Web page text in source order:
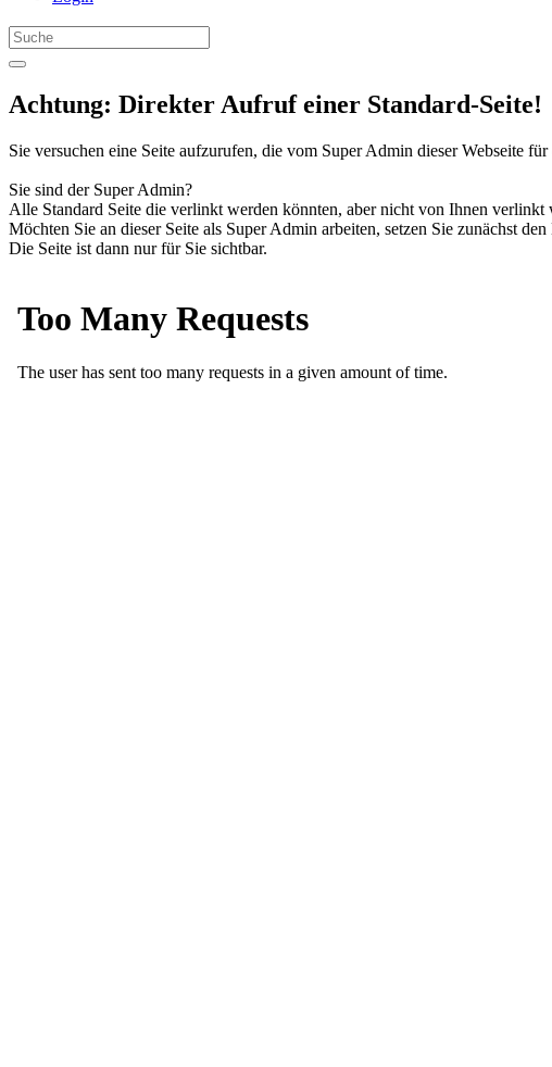
Achtung: Direkter Aufruf einer Standard-Seite!
Sie versuchen eine Seite aufzurufen, die vom Super Admin dieser Webseite
Sie sind der Super Admin?
Alle Standard Seite die verlinkt werden könnten, aber nicht von Ihnen
Möchten Sie an dieser Seite als Super Admin arbeiten, setzen Sie zunächst
Die Seite ist dann nur für Sie sichtbar.